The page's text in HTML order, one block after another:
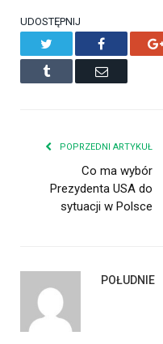
UDOSTĘPNIJ
Facebook
Tumblr Email
POPRZEDNI ARTYKUŁ
Co ma wybór
Prezydenta USA do
sytuacji w Polsce
POŁUDNIE